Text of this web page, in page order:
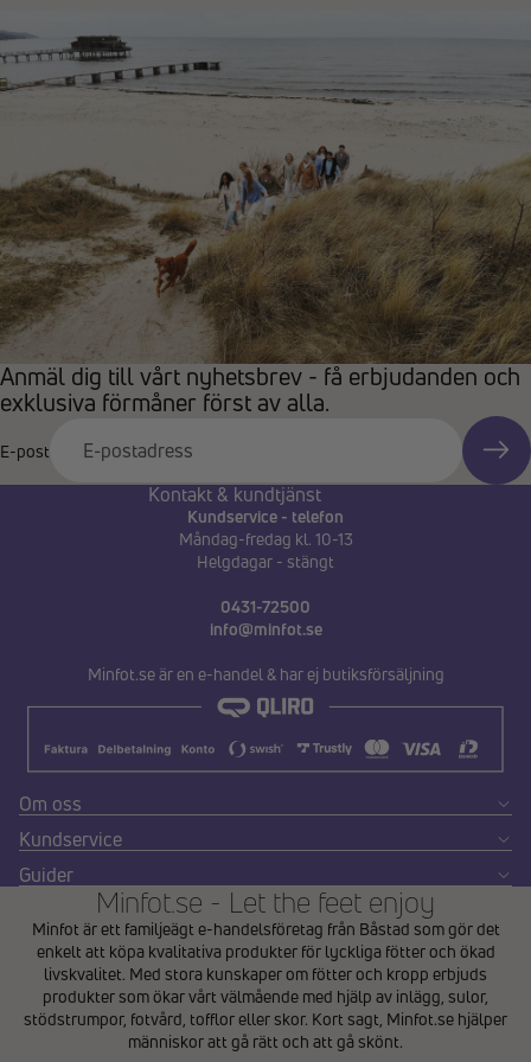
Anmäl dig till vårt nyhetsbrev - få erbjudanden och
exklusiva förmåner först av alla.
E-post
Kontakt & kundtjänst
Kundservice - telefon
Måndag-fredag kl. 10-13
Helgdagar - stängt
0431-72500
info@minfot.se
Minfot.se är en e-handel & har ej butiksförsäljning
Om oss
Kundservice
Guider
Minfot.se - Let the feet enjoy
Minfot är ett familjeägt e-handelsföretag från Båstad som gör det
enkelt att köpa kvalitativa produkter för lyckliga fötter och ökad
livskvalitet. Med stora kunskaper om fötter och kropp erbjuds
produkter som ökar vårt välmående med hjälp av inlägg, sulor,
stödstrumpor, fotvård, tofflor eller skor. Kort sagt, Minfot.se hjälper
människor att gå rätt och att gå skönt.